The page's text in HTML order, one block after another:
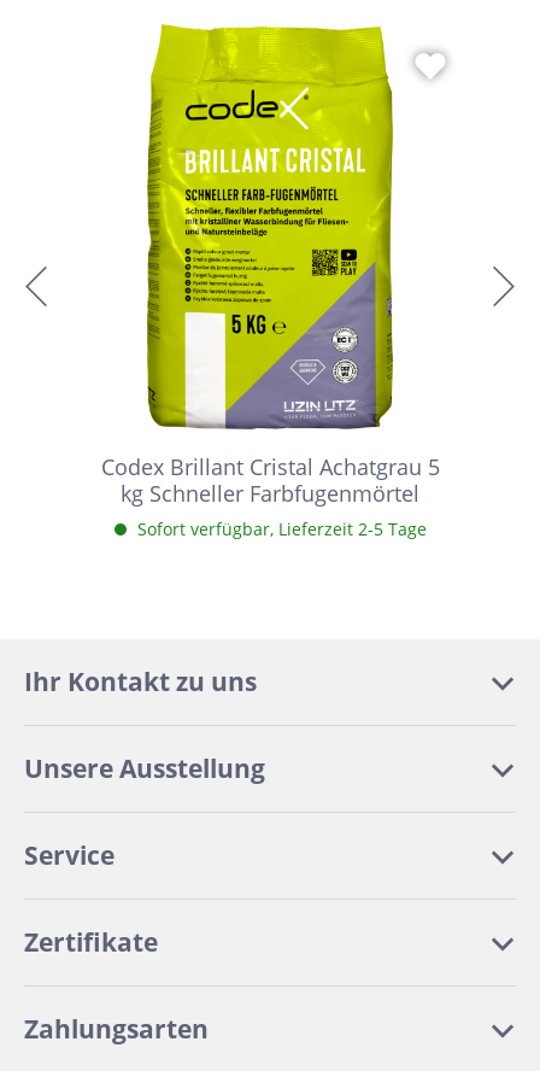
Codex Brillant Cristal Achatgrau 5
kg Schneller Farbfugenmörtel
Sofort verfügbar, Lieferzeit 2-5 Tage
Ihr Kontakt zu uns
Unsere Ausstellung
Service
Zertifikate
Zahlungsarten